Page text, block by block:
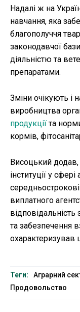
Надалі ж на
навчання, яка
благополуччя
законодавчої
діяльністю та
препаратами.
Зміни очікують і
виробництва
продукціїта
кормів,
Висоцький
інституції у
виплатного
відповідальність
та забезпечення
охарактеризував
Теги: Аграрний
Продовольство